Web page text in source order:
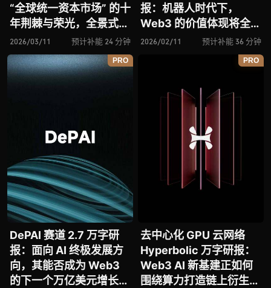
“全球统一资本市场” 的十
年荆棘与荣光，全景式解
析其发展背景、技术根
基、生态应用、合规路径
及未来展望
2026/03/11 预计补能 24 分钟
报：机器人时代下，
Web3 的价值体现将全面
爆发？全景式解析其技术
架构、生态模型、竞争格
2026/02/11 预计补能 36 分钟
PRO
DePAI 赛道 2.7 万字研
报：面向 AI 终极发展方
向，其能否成为 Web3
的下一个万亿美元增长引
PRO
去中心化 GPU 云网络
Hyperbolic 万字研报：
Web3 AI 新基建正如何
围绕算力打造链上衍生资